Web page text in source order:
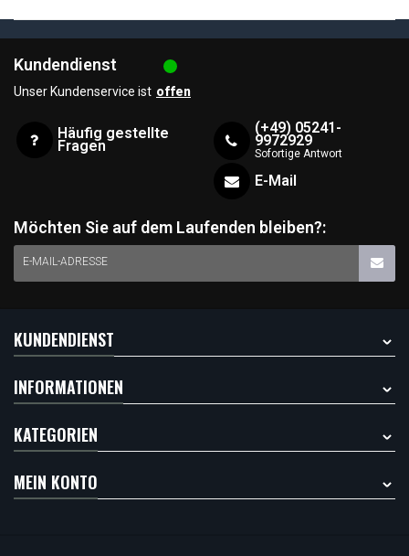
Kundendienst
Unser Kundenservice ist offen
Häufig gestellte
Fragen
(+49) 05241-
9972929
Sofortige Antwort
E-Mail
Möchten Sie auf dem Laufenden bleiben?:
E-MAIL-ADRESSE
KUNDENDIENST
INFORMATIONEN
KATEGORIEN
MEIN KONTO